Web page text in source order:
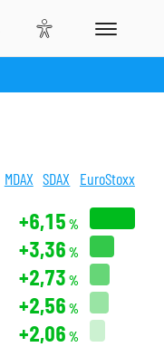
MDAX SDAX EuroStoxx
+6,15 %
+3,36 %
+2,73 %
+2,56 %
+2,06 %